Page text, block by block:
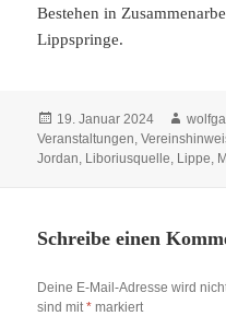
Bestehen in
Lippspringe.
Veröffentlicht
am
19. Januar 2024 Autor
Veranstaltungen,
Jordan, Liboriusquelle, Lippe,
Schreibe einen
Deine E-Mail-Adresse wird
sind mit* markiert